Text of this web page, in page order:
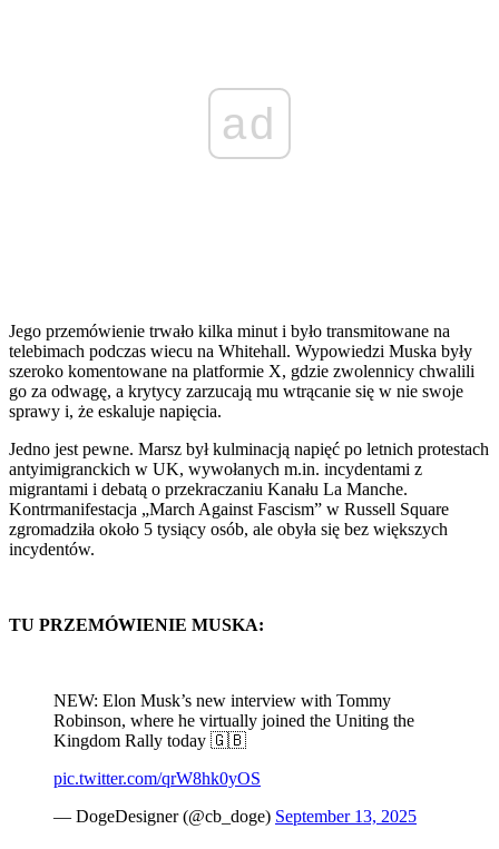
ad
Jego przemówienie trwało kilka minut i było transmitowane na
telebimach podczas wiecu na Whitehall. Wypowiedzi Muska były
szeroko komentowane na platformie X, gdzie zwolennicy chwalili
go za odwagę, a krytycy zarzucają mu wtrącanie się w nie swoje
sprawy i, że eskaluje napięcia.
Jedno jest pewne. Marsz był kulminacją napięć po letnich protestach
antyimigranckich w UK, wywołanych m.in. incydentami z
migrantami i debatą o przekraczaniu Kanału La Manche.
Kontrmanifestacja „March Against Fascism” w Russell Square
zgromadziła około 5 tysiący osób, ale obyła się bez większych
incydentów.
TU PRZEMÓWIENIE MUSKA:
NEW: Elon Musk’s new interview with Tommy
Robinson, where he virtually joined the Uniting the
Kingdom Rally today 🇬🇧
pic.twitter.com/qrW8hk0yOS
— DogeDesigner (@cb_doge) September 13, 2025